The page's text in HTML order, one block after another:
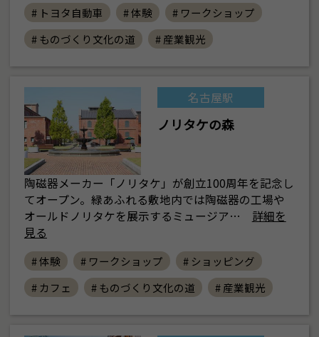
# トヨタ自動車 # 体験
# ワークショップ
# ものづくり文化の道
# 産業観光
名古屋駅
ノリタケの森
陶磁器メーカー「ノリタケ」が創立100周年を記念し
てオープン。緑あふれる敷地内では陶磁器の工場や
オールドノリタケを展示するミュージア…
詳細を
見る
# 体験 # ワークショップ
# ショッピング
# カフェ
# ものづくり文化の道 # 産業観光